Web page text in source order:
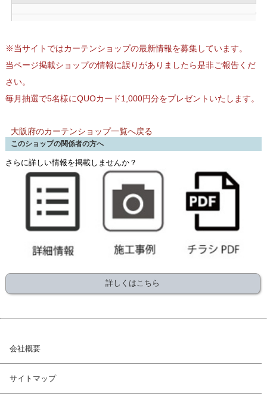
※当サイトではカーテンショップの最新情報を募集しています。
当ページ掲載ショップの情報に誤りがありましたら是非ご報告くだ
さい。
毎月抽選で5名様にQUOカード1,000円分をプレゼントいたします。
大阪府のカーテンショップ一覧へ戻る
このショップの関係者の方へ
さらに詳しい情報を掲載しませんか？
詳しくはこちら
会社概要
サイトマップ